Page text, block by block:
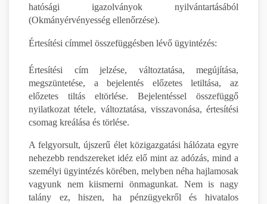
hatósági igazolványok nyilvántartásából
(Okmányérvényesség ellenőrzése).
Értesítési címmel összefüggésben lévő ügyintézés:
Értesítési cím jelzése, változtatása, megújítása,
megszüntetése, a bejelentés előzetes letiltása, az
előzetes tiltás eltörlése. Bejelentéssel összefüggő
nyilatkozat tétele, változtatása, visszavonása, értesítési
csomag kreálása és törlése.
A felgyorsult, újszerű élet közigazgatási hálózata egyre
nehezebb rendszereket idéz elő mint az adózás, mind a
személyi ügyintézés körében, melyben néha hajlamosak
vagyunk nem kiismerni önmagunkat. Nem is nagy
talány ez, hiszen, ha pénzügyekről és hivatalos